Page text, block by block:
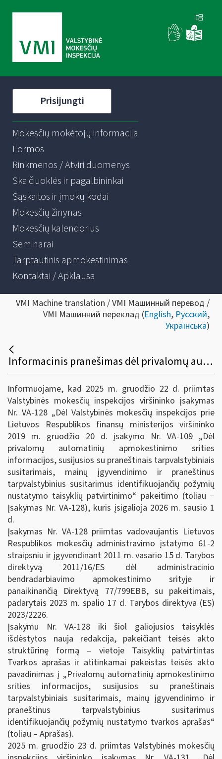
Prisijungti
Mokesčių mokėtojų informacija
Formos
Rinkmenos / Atviri duomenys
Skaičiuoklės ir pagalbininkai
Sąskaitos ir įmokų kodai
Mokesčių žinynas
Mokesčių kalendorius
Seminarai
Tarptautinis apmokestinimas
Kontaktai / Apklausa
VMI Machine translation / VMI Машинный перевод /
VMI Машинний переклад (English, Русский,
Українська)
Informacinis pranešimas dėl privalomų automatinių apmokestinimo srities informacijos, susijusios su praneštinais tarpvalstybiniais susitarimais, mainų įgyvendinimo ir praneštinus tarpvalstybinius susitarimus identifikuojančių požymių nustatymo taisyklių patvirtinimo pakeitimo
Informuojame, kad 2025 m. gruodžio 22 d. priimtas
Valstybinės mokesčių inspekcijos viršininko įsakymas
Nr. VA-128 „Dėl Valstybinės mokesčių inspekcijos prie
Lietuvos Respublikos finansų ministerijos viršininko
2019 m. gruodžio 20 d. įsakymo Nr. VA-109 „Dėl
privalomų automatinių apmokestinimo srities
informacijos, susijusios su praneštinais tarpvalstybiniais
susitarimais, mainų įgyvendinimo ir praneštinus
tarpvalstybinius susitarimus identifikuojančių požymių
nustatymo taisyklių patvirtinimo“ pakeitimo (toliau −
Įsakymas Nr. VA-128), kuris įsigalioja 2026 m. sausio 1
d.
Įsakymas Nr. VA-128 priimtas vadovaujantis Lietuvos
Respublikos mokesčių administravimo įstatymo 61-2
straipsniu ir įgyvendinant 2011 m. vasario 15 d. Tarybos
direktyvą 2011/16/ES dėl administracinio
bendradarbiavimo apmokestinimo srityje ir
panaikinančią Direktyvą 77/799EBB, su pakeitimais,
padarytais 2023 m. spalio 17 d. Tarybos direktyva (ES)
2023/2226.
Įsakymu Nr. VA-128 iki šiol galiojusios taisyklės
išdėstytos nauja redakcija, pakeičiant teisės akto
struktūrinę formą – vietoje Taisyklių patvirtintas
Tvarkos aprašas ir atitinkamai pakeistas teisės akto
pavadinimas į „Privalomų automatinių apmokestinimo
srities informacijos, susijusios su praneštinais
tarpvalstybiniais susitarimais, mainų įgyvendinimo ir
praneštinus tarpvalstybinius susitarimus
identifikuojančių požymių nustatymo tvarkos aprašas“
(toliau – Aprašas).
2025 m. gruodžio 23 d. priimtas Valstybinės mokesčių